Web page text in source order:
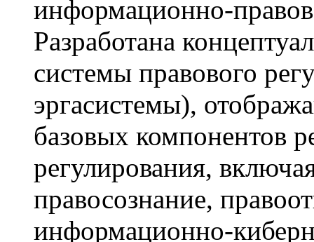
информационно-
Разработана
системы правового
эргасистемы),
базовых компонентов
регулирования,
правосознание,
информационно-